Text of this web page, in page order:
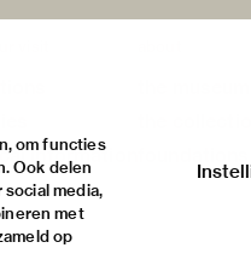
om functies
Ook delen
media,
met
op
information